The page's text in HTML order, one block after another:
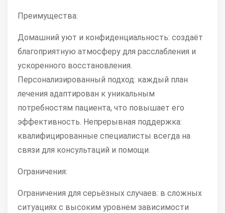
Преимущества:
Домашний уют и конфиденциальность: создаёт
благоприятную атмосферу для расслабления и
ускоренного восстановления.
Персонализированный подход: каждый план
лечения адаптирован к уникальным
потребностям пациента, что повышает его
эффективность. Непрерывная поддержка:
квалифицированные специалисты всегда на
связи для консультаций и помощи.
Ограничения:
Ограничения для серьёзных случаев: в сложных
ситуациях с высоким уровнем зависимости